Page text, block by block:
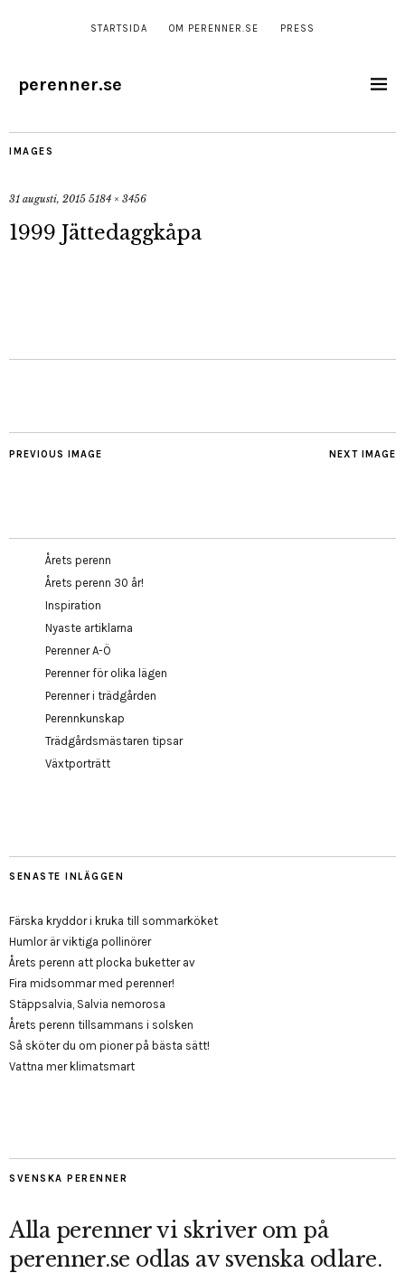
STARTSIDA OM PERENNER.SE PRESS
perenner.se
IMAGES
31 augusti, 2015 5184 × 3456
1999 Jättedaggkåpa
NEXT IMAGE
PREVIOUS IMAGE
Årets perenn
Årets perenn 30 år!
Inspiration
Nyaste artiklarna
Perenner A-Ö
Perenner för olika lägen
Perenner i trädgården
Perennkunskap
Trädgårdsmästaren tipsar
Växtporträtt
SENASTE INLÄGGEN
Färska kryddor i kruka till sommarköket
Humlor är viktiga pollinörer
Årets perenn att plocka buketter av
Fira midsommar med perenner!
Stäppsalvia, Salvia nemorosa
Årets perenn tillsammans i solsken
Så sköter du om pioner på bästa sätt!
Vattna mer klimatsmart
SVENSKA PERENNER
Alla perenner vi skriver om på
perenner.se odlas av svenska odlare.